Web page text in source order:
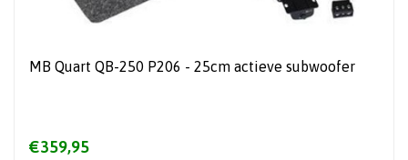
MB Quart QB-250 P206 - 25cm actieve subwoofer
€359,95